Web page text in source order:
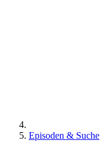
Episoden & Suche